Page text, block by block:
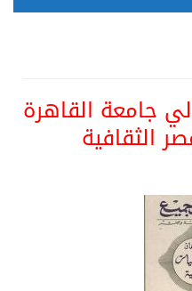
جامعة القاهرة
الثقافية